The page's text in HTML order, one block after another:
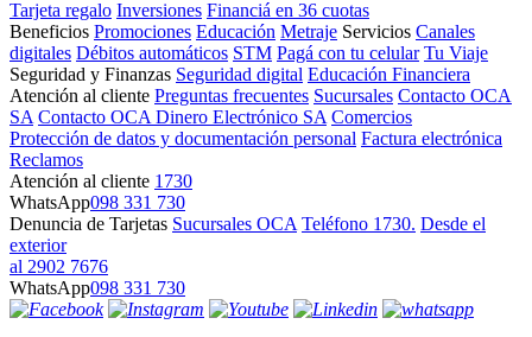
Tarjeta regalo Inversiones Financiá en 36 cuotas
Beneficios Promociones Educación Metraje Servicios Canales
digitales Débitos automáticos STM Pagá con tu celular Tu Viaje
Seguridad y Finanzas Seguridad digital Educación Financiera
Atención al cliente Preguntas frecuentes Sucursales Contacto OCA
SA Contacto OCA Dinero Electrónico SA Comercios
Protección de datos y documentación personal Factura electrónica
Reclamos
Atención al cliente 1730
WhatsApp098 331 730
Denuncia de Tarjetas Sucursales OCA Teléfono 1730. Desde el
exterior
al 2902 7676
WhatsApp098 331 730